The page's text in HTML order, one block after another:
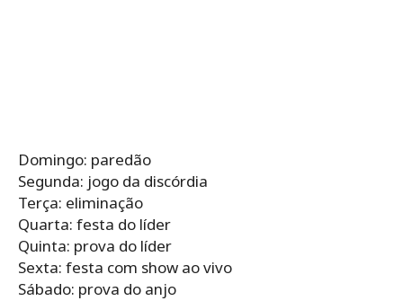
Domingo: paredão
Segunda: jogo da discórdia
Terça: eliminação
Quarta: festa do líder
Quinta: prova do líder
Sexta: festa com show ao vivo
Sábado: prova do anjo